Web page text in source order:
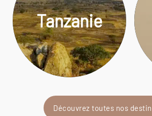
Tanzanie
Découvrez toutes nos